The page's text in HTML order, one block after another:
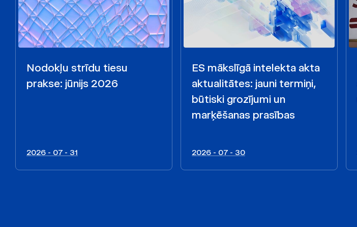
Nodokļu strīdu tiesu
prakse: jūnijs 2026
2026 - 07 - 31
ES mākslīgā intelekta akta
aktualitātes: jauni termiņi,
būtiski grozījumi un
marķēšanas prasības
2026 - 07 - 30